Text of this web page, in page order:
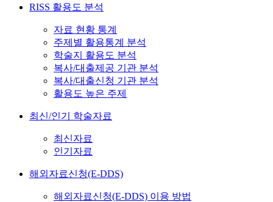
RISS 활용도 분석
자료 현황 통계
주제별 활용통계 분석
학술지 활용도 분석
복사/대출제공 기관 분석
복사/대출신청 기관 분석
활용도 높은 주제
최신/인기 학술자료
최신자료
인기자료
해외자료신청(E-DDS)
해외자료신청(E-DDS) 이용 방법